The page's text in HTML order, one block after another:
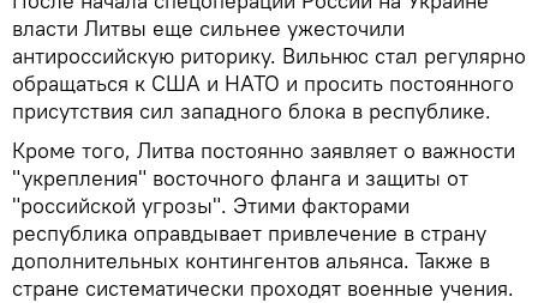
власти Литвы еще сильнее ужесточили
антироссийскую риторику. Вильнюс стал регулярно
обращаться к США и НАТО и просить постоянного
присутствия сил западного блока в республике.
Кроме того, Литва постоянно заявляет о важности
"укрепления" восточного фланга и защиты от
"российской угрозы". Этими факторами
республика оправдывает привлечение в страну
дополнительных контингентов альянса. Также в
стране систематически проходят военные учения.